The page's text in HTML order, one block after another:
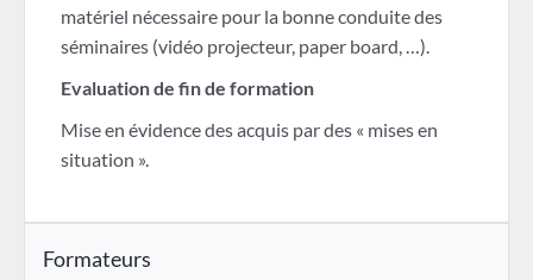
matériel nécessaire pour la bonne conduite des
séminaires (vidéo projecteur, paper board, …).
Evaluation de fin de formation
Mise en évidence des acquis par des « mises en
situation ».
Formateurs